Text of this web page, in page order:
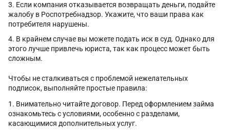
Если компания отказывается возвращать деньги, подайте
жалобу в Роспотребнадзор. Укажите, что ваши права как
потребителя нарушены.
В крайнем случае вы можете подать иск в суд. Однако для
этого лучше привлечь юриста, так как процесс может быть
сложным.
Чтобы не сталкиваться с проблемой нежелательных
подписок, выполняйте простые правила:
Внимательно читайте договор. Перед оформлением займа
ознакомьтесь с условиями, особенно с разделами,
касающимися дополнительных услуг.